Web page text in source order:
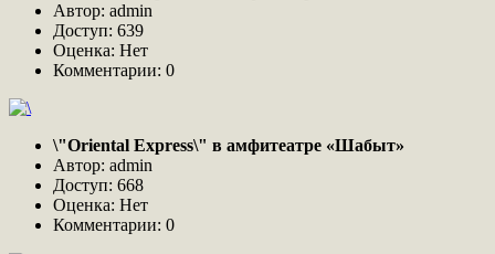
Автор: admin
Доступ: 639
Оценка: Нет
Комментарии: 0
\"Oriental Express\" в амфитеатре «Шабыт»
Автор: admin
Доступ: 668
Оценка: Нет
Комментарии: 0